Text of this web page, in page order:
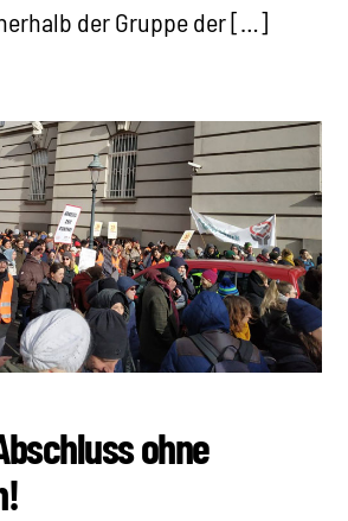
der Gruppe der […]
ohne